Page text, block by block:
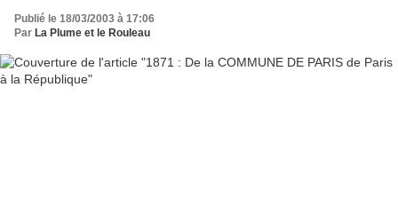
Publié le 18/03/2003 à 17:06
Par La Plume et le Rouleau